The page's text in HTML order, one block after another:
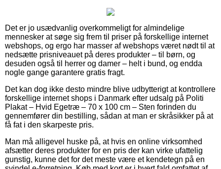
Det er jo usædvanlig overkommeligt for almindelige
mennesker at søge sig frem til priser på forskellige internet
webshops, og ergo har masser af webshops været nødt til at
nedsætte prisniveauet på deres produkter – til børn, og
desuden også til herrer og damer – helt i bund, og endda
nogle gange garantere gratis fragt.
Det kan dog ikke desto mindre blive udbytterigt at kontrollere
forskellige internet shops i Danmark efter udsalg på Politi
Plakat – Hvid Egetræ – 70 x 100 cm – Sten forinden du
gennemfører din bestilling, sådan at man er skråsikker på at
få fat i den skarpeste pris.
Man må alligevel huske på, at hvis en online virksomhed
afsætter deres produkter for en pris der kan virke ufattelig
gunstig, kunne det for det meste være et kendetegn på en